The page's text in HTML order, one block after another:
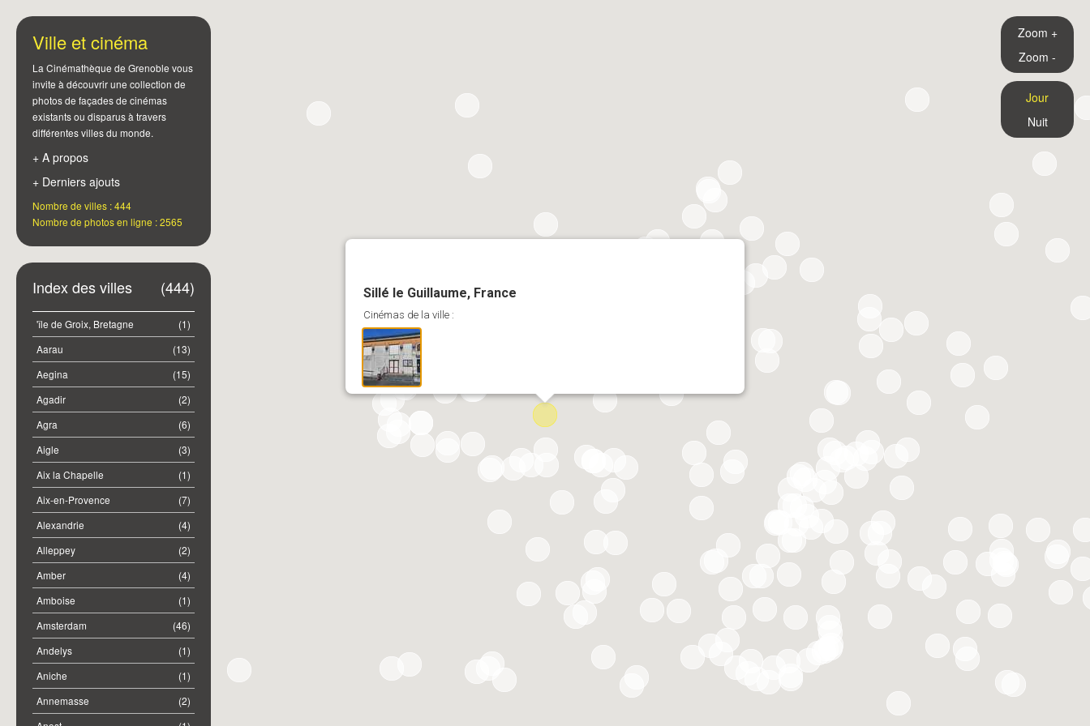
Sillé le Guillaume, France
Cinémas de la ville :
Ville et cinéma
La Cinémathèque de Grenoble vous
invite à découvrir une collection de
photos de façades de cinémas
existants ou disparus à travers
différentes villes du monde.
+ A propos
+ Derniers ajouts
Nombre de villes : 444
Nombre de photos en ligne : 2565
(444)
Index des villes
(1)
'île de Groix, Bretagne
(13)
Aarau
(15)
Aegina
(2)
Agadir
(6)
Agra
(3)
Aigle
(1)
Aix la Chapelle
(7)
Aix-en-Provence
(4)
Alexandrie
(2)
Alleppey
(4)
Amber
(1)
Amboise
(46)
Amsterdam
(1)
Andelys
(1)
Aniche
(2)
Annemasse
Zoom +
Zoom -
Jour
Nuit